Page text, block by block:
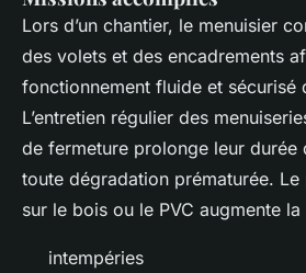
Lors d’un chantier, le menuisier
des volets et des encadrements
fonctionnement fluide et sécurisé
L’entretien régulier des
de fermeture prolonge leur durée
toute dégradation prématurée.
sur le bois ou le PVC augmente
intempéries